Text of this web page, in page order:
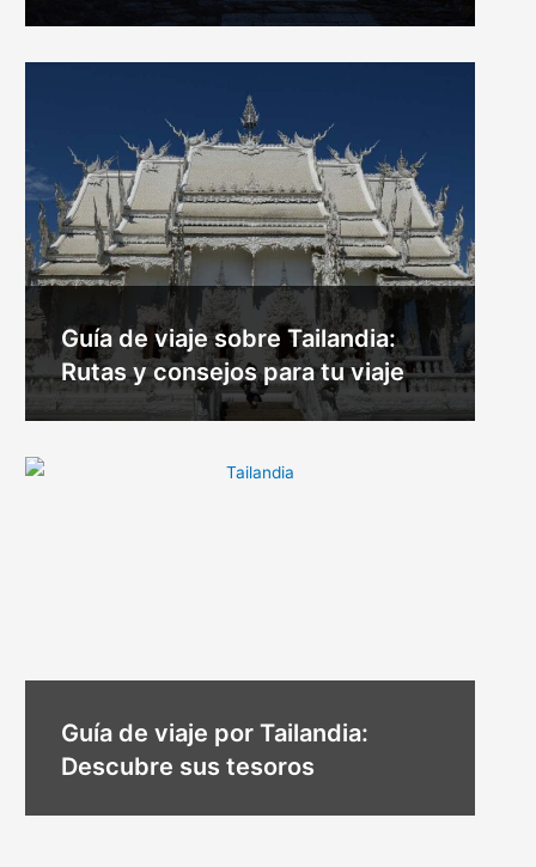
Guía de viaje sobre Tailandia:
Rutas y consejos para tu viaje
Guía de viaje por Tailandia:
Descubre sus tesoros